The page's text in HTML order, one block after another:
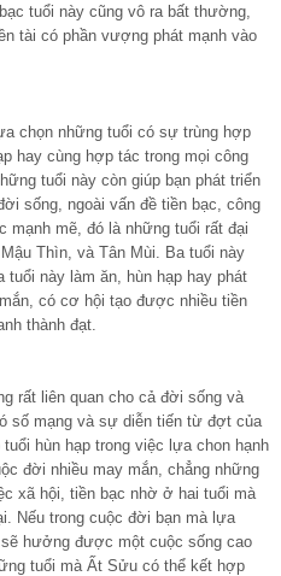
tuổi này cũng vô ra bất thường,
tài có phần vượng phát mạnh vào
chọn những tuổi có sự trùng hợp
hay cùng hợp tác trong mọi công
tuổi này còn giúp bạn phát triển
sống, ngoài vấn đề tiền bạc, công
mạnh mẽ, đó là những tuổi rất đại
Thìn, và Tân Mùi. Ba tuổi này
này làm ăn, hùn hạp hay phát
có cơ hội tạo được nhiều tiền
thành đạt.
rất liên quan cho cả đời sống và
số mạng và sự diễn tiến từ đợt của
hùn hạp trong việc lựa chon hạnh
đời nhiều may mắn, chẳng những
xã hội, tiền bạc nhờ ở hai tuổi mà
Nếu trong cuộc đời bạn mà lựa
hưởng được một cuộc sống cao
tuổi mà Ất Sửu có thể kết hợp